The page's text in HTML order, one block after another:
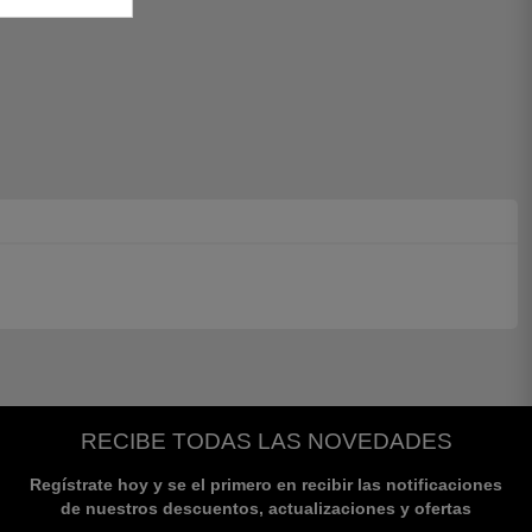
RECIBE TODAS LAS NOVEDADES
Regístrate hoy y se el primero en recibir las notificaciones
de nuestros descuentos, actualizaciones y ofertas